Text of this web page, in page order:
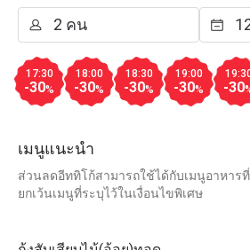
17:30
-30%
18:00
-30%
18:30
-30%
19:00
-30% -30
เมนูแนะนำ
ส่วนลดอีททิโก้สามารถใช้ได้กับเมนูอาหาร
ยกเว้นเมนูที่ระบุไว้ในเงื่อนไขพิเศษ